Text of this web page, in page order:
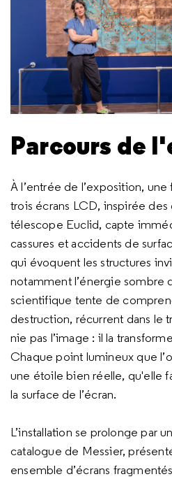
Parcours de
À l’entrée de l’exposition,
trois écrans LCD, inspirée des
télescope Euclid, capte
cassures et accidents de
qui évoquent les structures
notamment l’énergie sombre
scientifique tente de
destruction, récurrent dans le
nie pas l’image : il la
Chaque point lumineux que
une étoile bien réelle, qu'elle
la surface de l’écran.
L’installation se prolonge par
catalogue de Messier,
ensemble d’écrans